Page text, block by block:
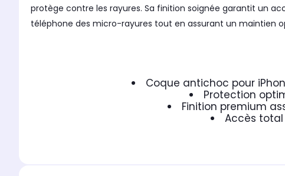
protège contre les rayures. Sa finition soignée garantit un
téléphone des micro-rayures tout en assurant un maintien
Coque antichoc pour
Protection
Finition premium
Accès